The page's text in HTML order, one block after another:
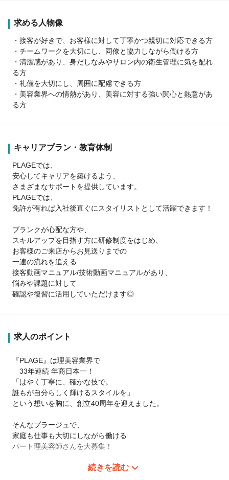
求める人物像
・接客が好きで、お客様に対して丁寧かつ親切に対応できる方
・チームワークを大切にし、同僚と協力しながら働ける方
・清潔感があり、身だしなみやサロン内の衛生管理に気を配れ
る方
・礼儀を大切にし、周囲に配慮できる方
・美容業界への情熱があり、美容に対する強い関心と熱意があ
る方
キャリアプラン・教育体制
PLAGEでは、
安心してキャリアを築けるよう、
さまざまなサポートを提供しています。
PLAGEでは、
免許が有れば入社後直ぐにスタイリストとして活躍できます！
ブランクが心配な方や、
スキルアップを目指す方に研修制度をはじめ、
お客様のご来店からお見送りまでの
一連の流れを追える
接客動画マニュアル/技術動画マニュアルがあり、
悩みや課題に対して
確認や復習に活用していただけます◎
求人のポイント
『PLAGE』は理美容業界で
33年連続 年商日本一！
「はやく丁寧に、確かな技で。
誰もが自分らしく輝けるスタイルを」
という想いを胸に、創立40周年を迎えました。
そんなプラージュで、
家庭も仕事も大切にしながら働ける
パート理美容師さんを大募集！
▽パートで働く魅力はココ▽続きを読む